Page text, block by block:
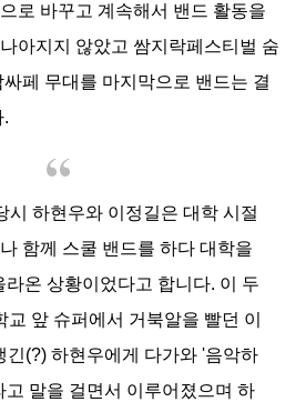
으로 바꾸고 계속해서 밴드 활동을
아지지 않았고 쌈지락페스티벌 숨
페 무대를 마지막으로 밴드는 결
.
시 하현우와 이정길은 대학 시절
함께 스쿨 밴드를 하다 대학을
라온 상황이었다고 합니다. 이 두
앞 슈퍼에서 거북알을 빨던 이
긴(?) 하현우에게 다가와 '음악하
고 말을 걸면서 이루어졌으며 하